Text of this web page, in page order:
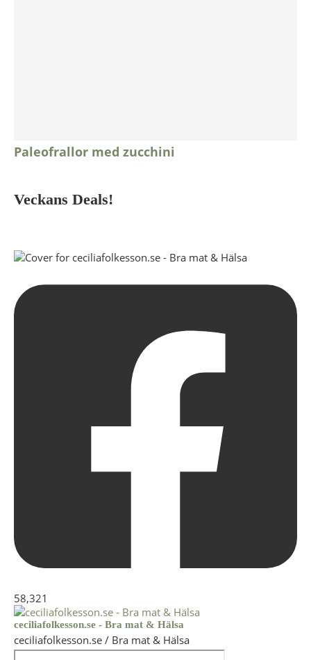
Paleofrallor med zucchini
Veckans Deals!
58,321
ceciliafolkesson.se - Bra mat & Hälsa
ceciliafolkesson.se / Bra mat & Hälsa